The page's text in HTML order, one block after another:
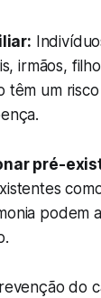
irmãos,
têm um
pré-
podem
do